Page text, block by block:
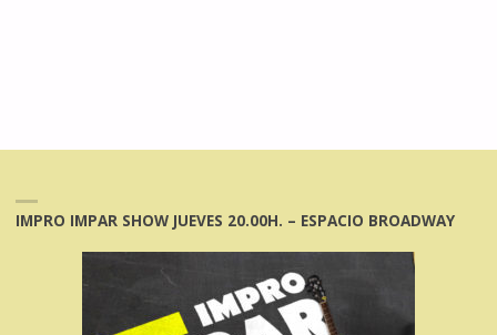
IMPRO IMPAR SHOW JUEVES 20.00H. – ESPACIO BROADWAY